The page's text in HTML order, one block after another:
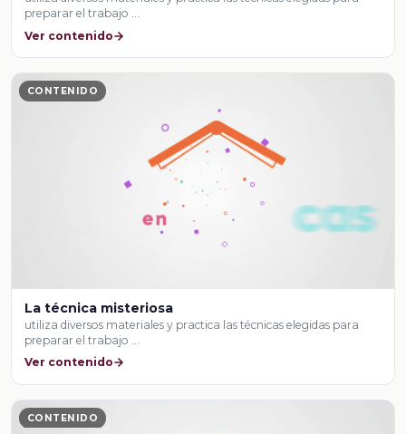
preparar el trabajo …
Ver contenido
CONTENIDO
La técnica misteriosa
utiliza diversos materiales y practica las técnicas elegidas para
preparar el trabajo …
Ver contenido
CONTENIDO